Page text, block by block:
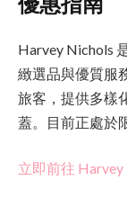
Harvey Nichols
緻選品與優質服
旅客，提供多樣
蓋。目前正處於
立即前往